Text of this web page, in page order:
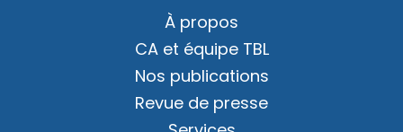
À propos
CA et équipe TBL
Nos publications
Revue de presse